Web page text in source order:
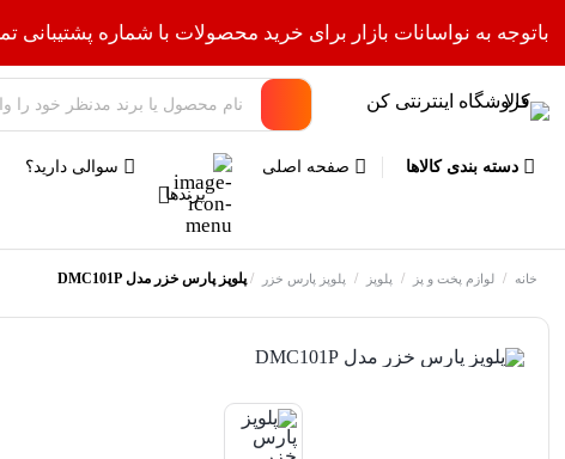
باتوجه به نواسانات بازار برای خرید محصولات با شماره پشتیبانی
دسته بندی کالاها
صفحه اصلی
برندها
سوالی دارید؟
خانه / لوازم پخت و پز / پلوپز / پلوپز پارس خزر /پلوپز پارس خزر مدل DMC101P